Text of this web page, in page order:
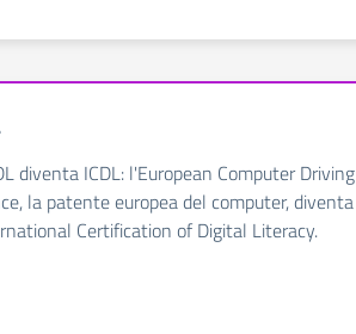
diventa ICDL: l'European Computer Driving
la patente europea del computer, diventa
Certification of Digital Literacy.